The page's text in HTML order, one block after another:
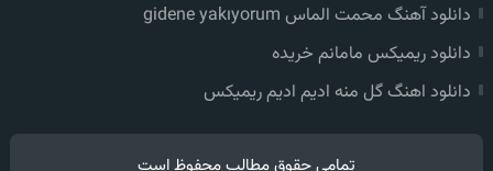
دانلود آهنگ محمت الماس gidene yakıyorum
دانلود ریمیکس مامانم خریده
دانلود اهنگ گل منه ادیم ادیم ریمیکس